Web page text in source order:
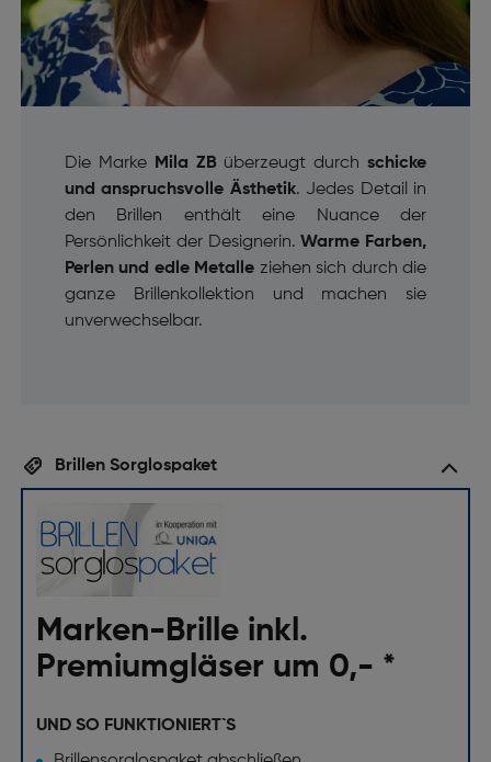
Die Marke Mila ZBüberzeugt durchschicke
und anspruchsvolle Ästhetik. Jedes Detail in
den Brillen enthält eine Nuance der
Persönlichkeit der Designerin.Warme Farben,
Perlen und edle Metalle ziehen sich durch die
ganze Brillenkollektion und machen sie
unverwechselbar.
Brillen Sorglospaket
Marken-Brille inkl.
Premiumgläser um 0,- *
UND SO FUNKTIONIERT`S